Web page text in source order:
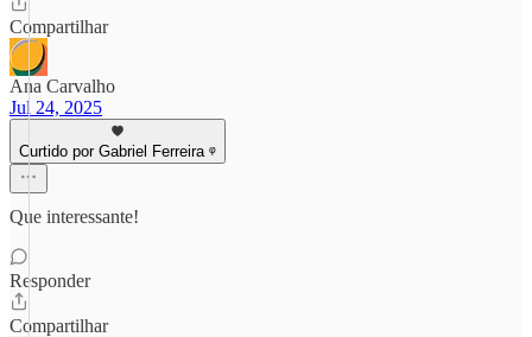
Compartilhar
Ana Carvalho
Jul 24, 2025
Curtido por Gabriel Ferreira ᵠ
Que interessante!
Responder
Compartilhar